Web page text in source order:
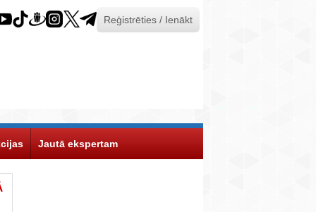
Reģistrēties / Ienākt
Jautā ekspertam